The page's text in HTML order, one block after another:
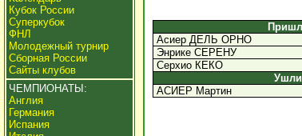
Кубок России
Суперкубок
ФНЛ
Молодежный турнир
Сборная России
Сайты клубов
ЧЕМПИОНАТЫ:
Англия
Германия
Испания
Асиер ДЕЛЬ ОРНО
Энрике СЕРЕНУ
Серхио КЕКО
АСИЕР Мартин